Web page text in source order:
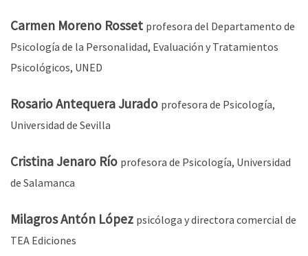
Carmen Moreno Rosset profesora del Departamento de
Psicología de la Personalidad, Evaluación y Tratamientos
Psicológicos, UNED
Rosario Antequera Jurado profesora de Psicología,
Universidad de Sevilla
Cristina Jenaro Río profesora de Psicología, Universidad
de Salamanca
Milagros Antón López psicóloga y directora comercial de
TEA Ediciones